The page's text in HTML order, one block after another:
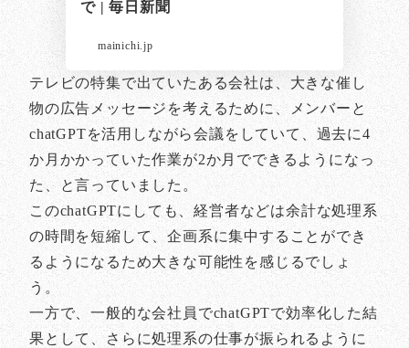
で | 毎日新聞
mainichi.jp
テレビの特集で出ていたある会社は、大きな催し
物の広告メッセージを考えるために、メンバーと
chatGPTを活用しながら会議をしていて、過去に4
か月かかっていた作業が2か月でできるようになっ
た、と言っていました。
このchatGPTにしても、経営者などは余計な処理系
の時間を短縮して、企画系に集中することができ
るようになるため大きな可能性を感じるでしょ
う。
一方で、一般的な会社員でchatGPTで効率化した結
果として、さらに処理系の仕事が振られるように